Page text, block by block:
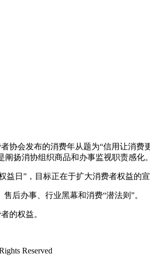
会发布的消费年从题为“信用让消费
扬消协组织商品和办事监视职责感化。
日”，目标正在于扩大消费者权益的
办事、行业黑幕和消费“潜法则”。
的权益。
Reserved